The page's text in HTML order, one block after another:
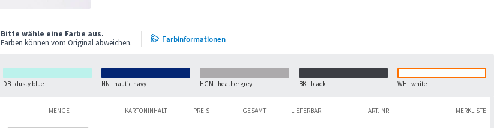
DB - dusty blue NN - nautic navy HGM - heather grey BK - black WH - white
Bitte wähle eine Farbe aus.
Farben können vom Original abweichen.
Farbinformationen
MENGE KARTONINHALT PREIS GESAMT LIEFERBAR ART.-NR. MERKLISTE